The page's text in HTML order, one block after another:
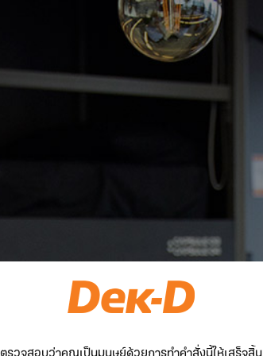
ตรวจสอบว่าคุณเป็นมนุษย์ด้วยการทำคำสั่งนี้ให้เสร็จสิ้น